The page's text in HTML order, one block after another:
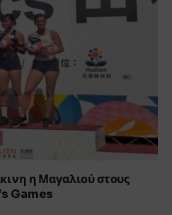
η Μαγαλιού στους
Games